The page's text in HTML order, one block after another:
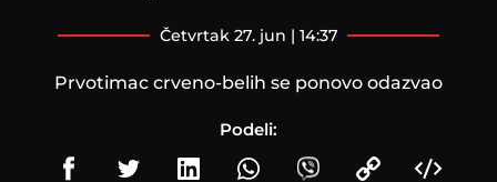
četvrtak 27. jun | 14:37
Prvotimac crveno-belih se ponovo odazvao
Podeli: